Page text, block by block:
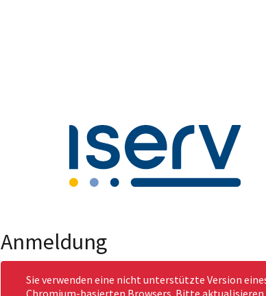
Anmeldung
Sie verwenden eine nicht unterstützte Version